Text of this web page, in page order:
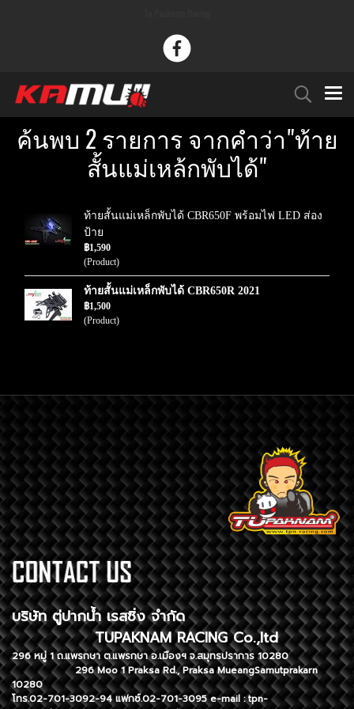
ค้นพบ 2 รายการ จากคำว่า"ท้าย
สั้นแม่เหล้กพับได้"
ท้ายสั้นแม่เหล็กพับได้ CBR650F พร้อมไฟ LED ส่อง
ป้าย
฿1,590
(Product)
ท้ายสั้นแม่เหล็กพับได้ CBR650R 2021
฿1,500
(Product)
บริษัท ตู่ปากน้ำ เรสซิ่ง จำกัด
TUPAKNAM RACING Co.,ltd
296 หมู่ 1 ถ.แพรกษา ต.แพรกษา อ.เมืองฯ จ.สมุทรปราการ 10280
296 Moo 1 Praksa Rd., Praksa MueangSamutprakarn
10280
โทร.02-701-3092-94 แฟกซ์.02-701-3095 e-mail :tpn-